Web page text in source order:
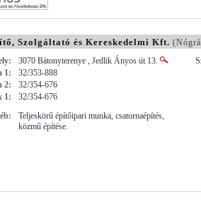
Szolgáltató és Kereskedelmi Kft.
3070 Bátonyterenye , Jedlik Ányos út 13.
1:
32/353-888
2:
32/354-676
1:
32/354-676
Teljeskörű építőipari munka, csatornaépítés,
közmű építése.